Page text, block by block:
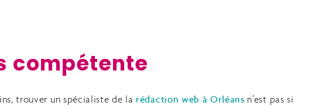
compétente
trouver un spécialiste de la rédaction web à Orléans n’est pas si